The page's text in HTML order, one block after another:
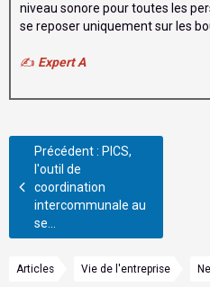
niveau sonore pour toutes les
se reposer uniquement sur les
✍️ Expert A
Précédent : PICS,
l'outil de
coordination
intercommunale au
se...
Articles Vie de l'entreprise